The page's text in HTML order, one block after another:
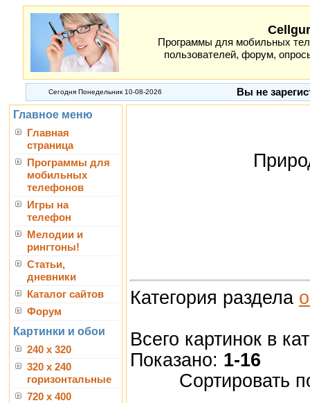
Программы для мобильных
пользователей, форум,
Сегодня Понедельник 10-08-2026 Вы не
Главное меню
Главная
страница
Программы для
мобильных
телефонов
Игры на
телефон
Мелодии и
рингтоны!
Статьи,
дневники
Каталог сайтов
Форум
Картинки и обои
240 x 320
320 x 240
горизонтальные
720 x 400
Категория раздела
Всего картинок в
Показано: 1-16
Сортировать